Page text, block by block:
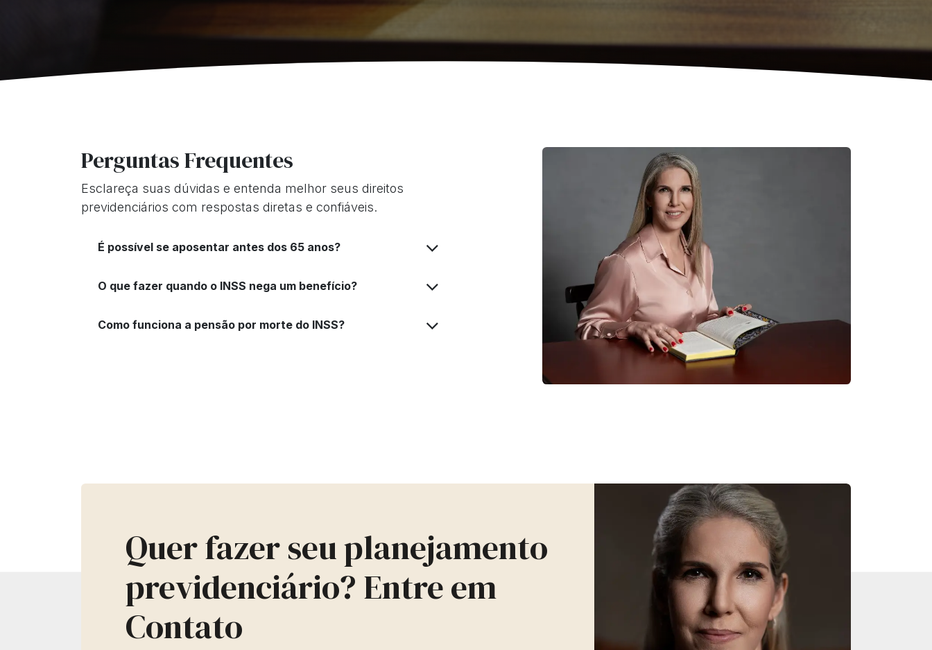
Perguntas Frequentes
Esclareça suas dúvidas e entenda melhor seus direitos
previdenciários com respostas diretas e confiáveis.
É possível se aposentar antes dos 65 anos?
O que fazer quando o INSS nega um benefício?
Como funciona a pensão por morte do INSS?
Quer fazer seu planejamento
previdenciário? Entre em
Contato